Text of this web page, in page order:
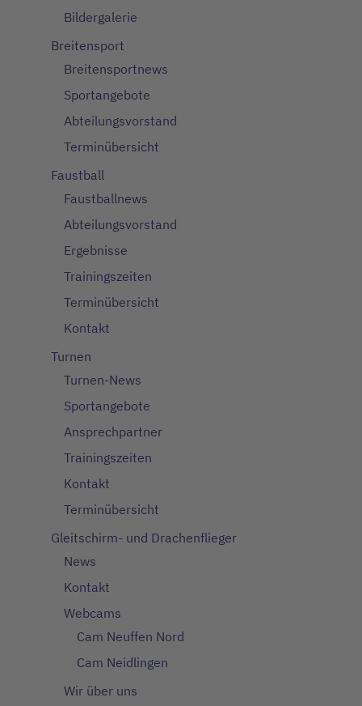
Bildergalerie
Breitensport
Breitensportnews
Sportangebote
Abteilungsvorstand
Terminübersicht
Faustball
Faustballnews
Abteilungsvorstand
Ergebnisse
Trainingszeiten
Terminübersicht
Kontakt
Turnen
Turnen-News
Sportangebote
Ansprechpartner
Trainingszeiten
Kontakt
Terminübersicht
Gleitschirm- und Drachenflieger
News
Kontakt
Webcams
Cam Neuffen Nord
Cam Neidlingen
Wir über uns